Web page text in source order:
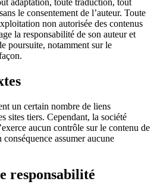
adaptation, toute traduction, tout
le consentement de l’auteur. Toute
non autorisée des contenus
la responsabilité de son auteur et
poursuite, notamment sur le
un certain nombre de liens
sites tiers. Cependant, la société
aucun contrôle sur le contenu de
conséquence assumer aucune
responsabilité